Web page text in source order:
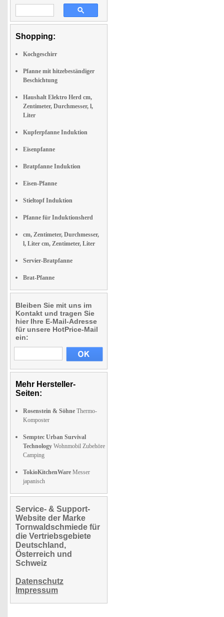
Shopping:
Kochgeschirr
Pfanne mit hitzebeständiger
Beschichtung
Haushalt Elektro Herd cm,
Zentimeter, Durchmesser, l,
Liter
Kupferpfanne Induktion
Eisenpfanne
Bratpfanne Induktion
Eisen-Pfanne
Stieltopf Induktion
Pfanne für Induktionsherd
cm, Zentimeter, Durchmesser,
l, Liter cm, Zentimeter, Liter
Servier-Bratpfanne
Brat-Pfanne
Bleiben Sie mit uns im
Kontakt und tragen Sie
hier Ihre E-Mail-Adresse
für unsere HotPrice-Mail
ein:
Mehr Hersteller-
Seiten:
Rosenstein & Söhne Thermo-
Komposter
Semptec Urban Survival
Technology Wohnmobil Zubehöre
Camping
TokioKitchenWare Messer
japanisch
Service- & Support-
Website der Marke
Tornwaldschmiede für
die Vertriebsgebiete
Deutschland,
Österreich und
Schweiz
Datenschutz
Impressum